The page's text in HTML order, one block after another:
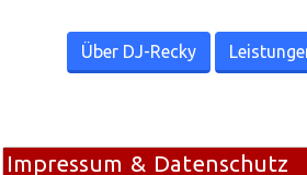
Über DJ-Recky
Impressum & Datenschutz